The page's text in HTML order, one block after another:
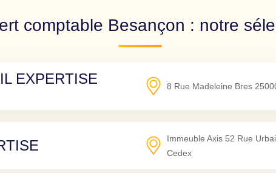
comptable Besançon : notre
EXPERTISE
8 Rue Madeleine Bres
Immeuble Axis 52 Rue
Cedex